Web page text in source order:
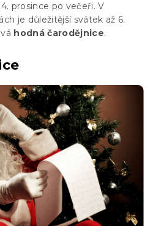
prosince po večeři. V
je důležitější svátek až 6.
hodná čarodějnice.